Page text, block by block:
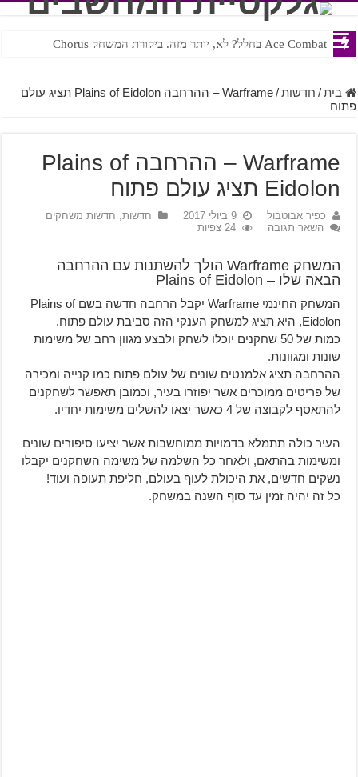
Ace Combat בחלל? לא, יותר מזה. ביקורת המשחק Chorus
Steven Universe והשירים שתורגמו בצורה נוראית לעברית
בית / חדשות /
Warframe – ההרחבה Plains of Eidolon תציג עולם
פתוח
Warframe – ההרחבה Plains of
Eidolon תציג עולם פתוח
כפיר אבוטבול 9 ביולי 2017 חדשות, חדשות משחקים
השאר תגובה
24 צפיות
המשחק Warframe הולך להשתנות עם ההרחבה
הבאה שלו – Plains of Eidolon
המשחק החינמי Warframe יקבל הרחבה חדשה בשם Plains of
Eidolon, היא תציג למשחק הענקי הזה סביבת עולם פתוח.
כמות של 50 שחקנים יוכלו לשחק ולבצע מגוון רחב של משימות
שונות ומגוונות.
ההרחבה תציג אלמנטים שונים של עולם פתוח כמו קנייה ומכירה
של פריטים ממוכרים אשר יפוזרו בעיר, וכמובן תאפשר לשחקנים
להתאסף לקבוצה של 4 כאשר יצאו להשלים משימות יחדיו.
העיר כולה תתמלא בדמויות ממוחשבות אשר יציעו סיפורים שונים
ומשימות בהתאם, ולאחר כל השלמה של משימה השחקנים יקבלו
נשקים חדשים, את היכולת לעוף בעולם, חליפת תעופה ועוד!
כל זה יהיה זמין עד סוף השנה במשחק.